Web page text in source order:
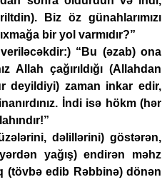
Biz öz günahlarımızı
bir yol varmıdır?”
“Bu (əzab) ona
Allah çağırıldığı (Allahdan
deyildiyi) zaman inkar edir,
İndi isə hökm (hər
dəlillərini) göstərən,
yağış) endirən məhz
(tövbə edib Rəbbinə) dönən